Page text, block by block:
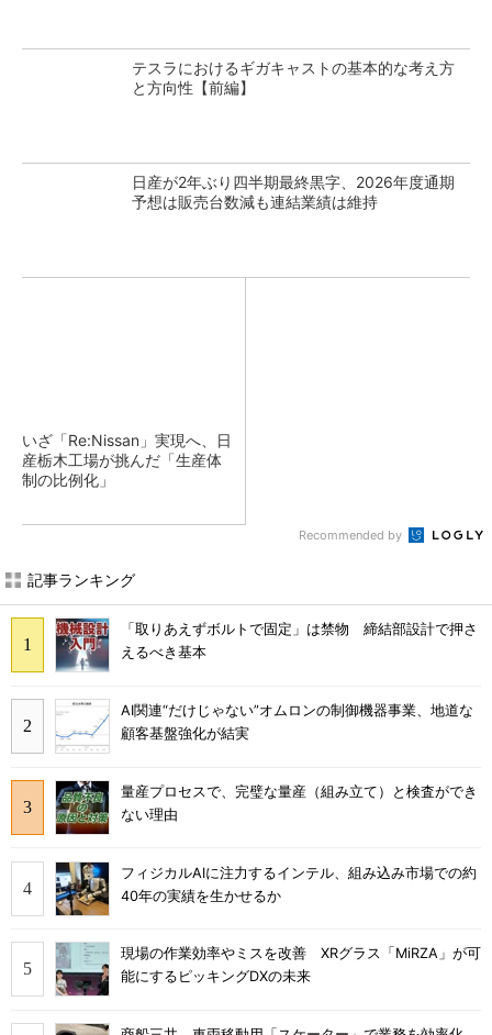
テスラにおけるギガキャストの基本的な考え方
と方向性【前編】
日産が2年ぶり四半期最終黒字、2026年度通期
予想は販売台数減も連結業績は維持
いざ「Re:Nissan」実現へ、日
産栃木工場が挑んだ「生産体
制の比例化」
Recommended by
記事ランキング
「取りあえずボルトで固定」は禁物 締結部設計で押さ
えるべき基本
AI関連“だけじゃない”オムロンの制御機器事業、地道な
顧客基盤強化が結実
量産プロセスで、完璧な量産（組み立て）と検査ができ
ない理由
フィジカルAIに注力するインテル、組み込み市場での約
40年の実績を生かせるか
現場の作業効率やミスを改善 XRグラス「MiRZA」が可
能にするピッキングDXの未来